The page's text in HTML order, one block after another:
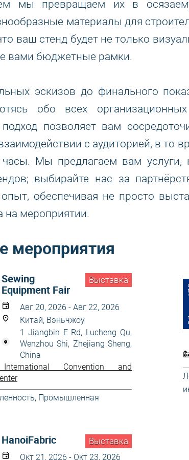
мы превращаем их в
материалы для
ваш стенд будет не только
вами бюджетные рамки.
эскизов до финального
обо всех
позволяет вам
с аудиторией, в то
часы. Мы предлагаем вам
выбирайте нас за
обеспечивая не просто
на мероприятии.
мероприятия
Выставка
Sewing
Equipment Fair
Авг 20, 2026 - Авг 22, 2026
Китай, Вэньчжоу
1 Jiangbin E Rd, Lucheng Qu,
Wenzhou Shi, Zhejiang Sheng,
China
Convention and
, Промышленная
Выставка
HanoiFabric
Окт 21, 2026 - Окт 23, 2026